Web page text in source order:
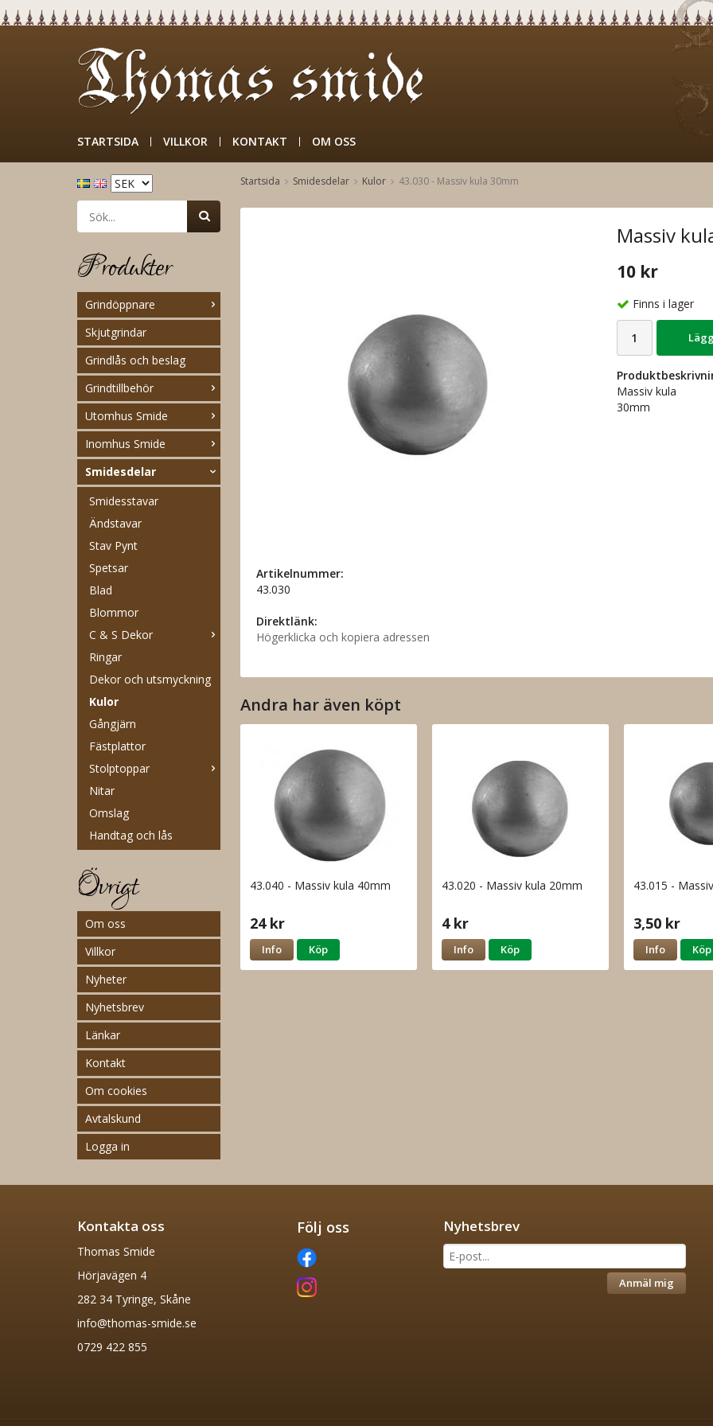
STARTSIDA VILLKOR KONTAKT OM OSS
Produkter
Grindöppnare
Skjutgrindar
Grindlås och beslag
Grindtillbehör
Utomhus Smide
Inomhus Smide
Smidesdelar
Smidesstavar
Ändstavar
Stav Pynt
Spetsar
Blad
Blommor
C & S Dekor
Ringar
Dekor och utsmyckning
Kulor
Gångjärn
Fästplattor
Stolptoppar
Nitar
Omslag
Handtag och lås
Övrigt
Om oss
Villkor
Nyheter
Nyhetsbrev
Länkar
Kontakt
Om cookies
Avtalskund
Logga in
Startsida Smidesdelar Kulor 43.030 - Massiv kula 30mm
Massiv
10 kr
Finns i lager
Massiv kula
30mm
Artikelnummer:
43.030
Direktlänk:
Högerklicka och kopiera adressen
Andra har även köpt
43.040 - Massiv kula 40mm
24 kr
Info Köp
43.020 - Massiv kula 20mm
4 kr
Info Köp
43.015 -
3,50 kr
Info Köp
Kontakta oss
Thomas Smide
Hörjavägen 4
282 34 Tyringe, Skåne
info@thomas-smide.se
0729 422 855
Följ oss Nyhetsbrev
Anmäl mig